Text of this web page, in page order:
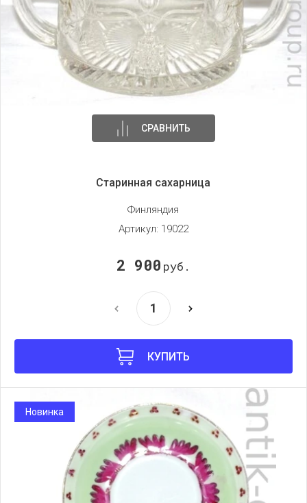
СРАВНИТЬ
Старинная сахарница
Финляндия
Артикул: 19022
2 900 руб.
КУПИТЬ
Новинка